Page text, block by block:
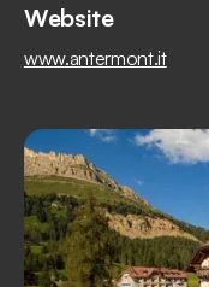
Website
www.antermont.it